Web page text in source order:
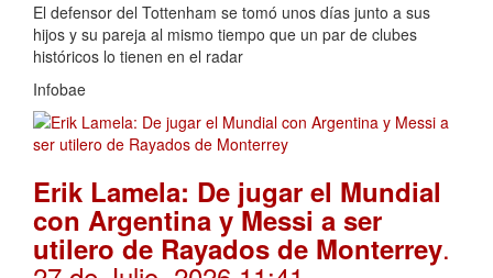
El defensor del Tottenham se tomó unos días junto a sus
hijos y su pareja al mismo tiempo que un par de clubes
históricos lo tienen en el radar
Infobae
Erik Lamela: De jugar el Mundial
con Argentina y Messi a ser
utilero de Rayados de Monterrey.